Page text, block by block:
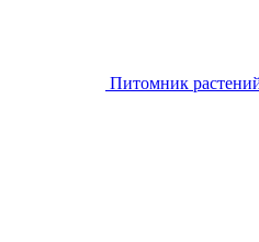
Питомник